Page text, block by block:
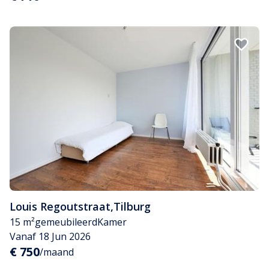
Louis Regoutstraat,Tilburg
15 m²gemeubileerdKamer
Vanaf 18 Jun 2026
€ 750/maand